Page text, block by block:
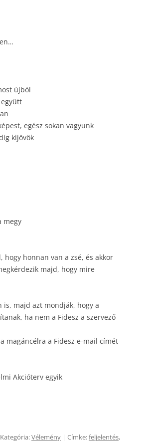
újból
egész sokan vagyunk
kijövök
megy
hogy honnan van a zsé, és akkor
majd, hogy mire
is, majd azt mondják, hogy a
ha nem a Fidesz a szervező
magáncélra a Fidesz e-mail címét
Akcióterv egyik
Vélemény | Címke:feljelentés,